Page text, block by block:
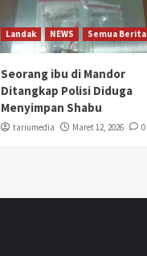
Landak NEWS Semua Berita
Seorang ibu di Mandor
Ditangkap Polisi Diduga
Menyimpan Shabu
tariumedia Maret 12, 2026 0